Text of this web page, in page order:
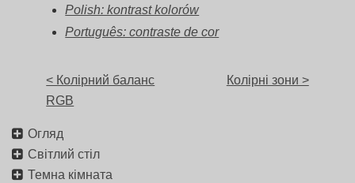
Polish: kontrast kolorów
Português: contraste de cor
< Колірний баланс
RGB
Колірні зони >
Огляд
Світлий стіл
Темна кімната